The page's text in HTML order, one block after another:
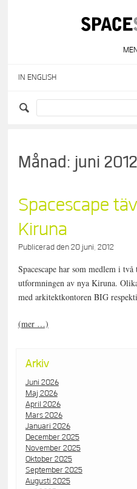
IN ENGLISH
Månad: juni 2012
Spacescape
Kiruna
Publicerad den20 juni, 2012
Spacescape har som medlem i
utformningen av nya Kiruna.
med arkitektkontoren BIG
(mer …)
Arkiv
Juni 2026
Maj 2026
April 2026
Mars 2026
Januari 2026
December 2025
November 2025
Oktober 2025
September 2025
Augusti 2025